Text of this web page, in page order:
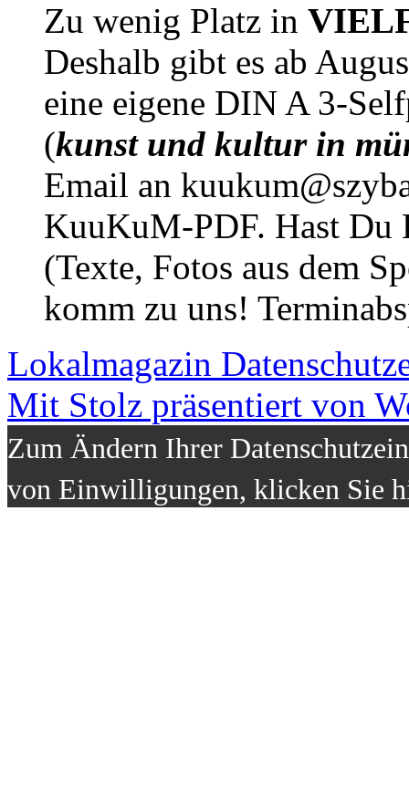
Zu wenig Platz in
Deshalb gibt es ab
eine eigene DIN A 3-
(kunst und kultur in
Email an
KuuKuM-PDF. Hast Du
(Texte, Fotos aus dem
komm zu uns!
Lokalmagazin
Mit Stolz präsentiert von
Zum Ändern Ihrer
von Einwilligungen, klicken Sie